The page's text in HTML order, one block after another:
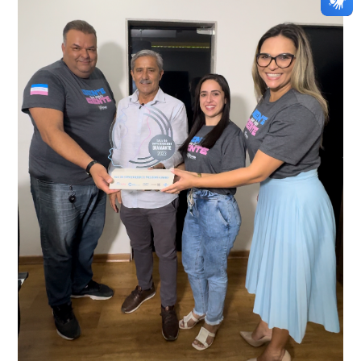
O resultado positivo da operação só foi possível por
conta do sistema de videomonitoramento instalado
recentemente em todo o município de Presidente
Kennedy, o sistema é integrado com outros municípios
do país, sendo possível a identificação de veículos por
meio do cruzamento de informações, nesse caso
específico, com dados de uma cidade do Estado do Rio
de Janeiro.
“Mais de 100 câmeras foram instaladas na sede e no
interior de Presidente Kennedy, garantindo mais
segurança à população, seja nas ruas, no comércio, os
produtores agropecuários. Estamos no rumo certo,
parabéns a todos os servidores que contribuem para a
segurança da nossa cidade”, destaca o prefeito Dorlei
Fontão.